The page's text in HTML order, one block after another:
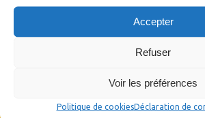
Accepter
Refuser
Voir les préférences
Politique de cookiesDéclaration de
Archives